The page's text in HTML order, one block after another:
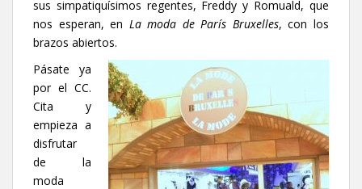
sus simpatiquísimos regentes, Freddy y Romuald, que
nos esperan, en La moda de París Bruxelles, con los
brazos abiertos.
Pásate ya
por el CC.
Cita y
empieza a
disfrutar
de la
moda